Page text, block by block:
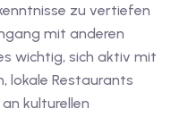
zu vertiefen
mit anderen
wichtig, sich aktiv mit
lokale Restaurants
kulturellen